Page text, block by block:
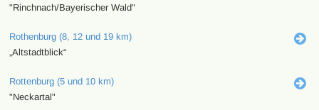
"Rinchnach/Bayerischer Wald"
Rothenburg (8, 12 und 19 km)
„Altstadtblick“
Rottenburg (5 und 10 km)
"Neckartal"